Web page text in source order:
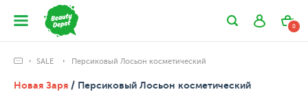
0
SALE Персиковый Лосьон косметический
Новая Заря / Персиковый Лосьон косметический